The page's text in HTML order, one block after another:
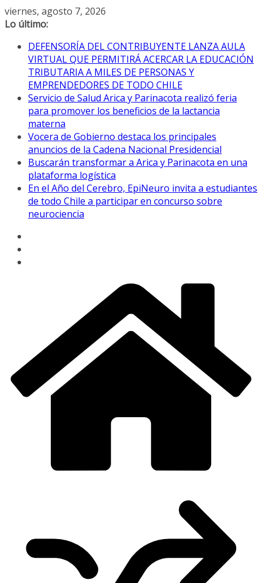
Saltar
al
viernes, agosto 7, 2026
Lo último:
DEFENSORÍA DEL CONTRIBUYENTE LANZA AULA
VIRTUAL QUE PERMITIRÁ ACERCAR LA EDUCACIÓN
TRIBUTARIA A MILES DE PERSONAS Y
EMPRENDEDORES DE TODO CHILE
Servicio de Salud Arica y Parinacota realizó feria
para promover los beneficios de la lactancia
materna
Vocera de Gobierno destaca los principales
anuncios de la Cadena Nacional Presidencial
Buscarán transformar a Arica y Parinacota en una
plataforma logística
En el Año del Cerebro, EpiNeuro invita a estudiantes
de todo Chile a participar en concurso sobre
neurociencia